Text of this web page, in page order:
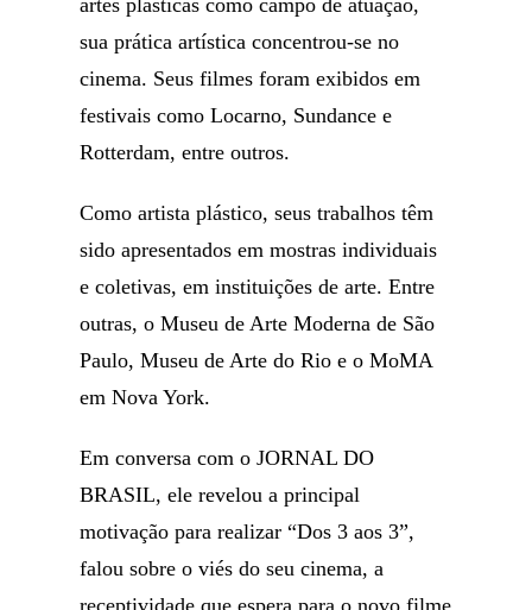
artes plásticas como campo de atuação,
sua prática artística concentrou-se no
cinema. Seus filmes foram exibidos em
festivais como Locarno, Sundance e
Rotterdam, entre outros.
Como artista plástico, seus trabalhos têm
sido apresentados em mostras individuais
e coletivas, em instituições de arte. Entre
outras, o Museu de Arte Moderna de São
Paulo, Museu de Arte do Rio e o MoMA
em Nova York.
Em conversa com o JORNAL DO
BRASIL, ele revelou a principal
motivação para realizar “Dos 3 aos 3”,
falou sobre o viés do seu cinema, a
receptividade que espera para o novo filme